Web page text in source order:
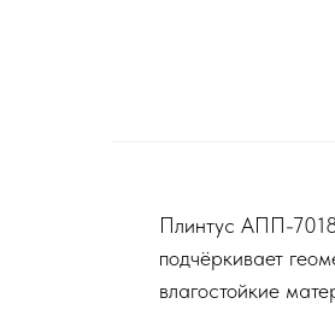
Плинтус АПП-
подчёркивает
влагостойкие